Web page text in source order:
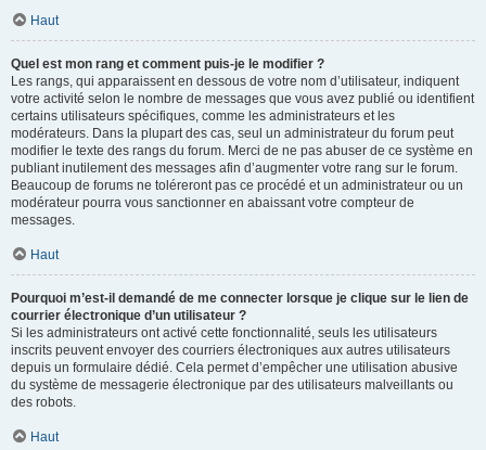
Haut
Quel est mon rang et comment puis-je le modifier ?
Les rangs, qui apparaissent en dessous de votre nom d’utilisateur, indiquent
votre activité selon le nombre de messages que vous avez publié ou identifient
certains utilisateurs spécifiques, comme les administrateurs et les
modérateurs. Dans la plupart des cas, seul un administrateur du forum peut
modifier le texte des rangs du forum. Merci de ne pas abuser de ce système en
publiant inutilement des messages afin d’augmenter votre rang sur le forum.
Beaucoup de forums ne toléreront pas ce procédé et un administrateur ou un
modérateur pourra vous sanctionner en abaissant votre compteur de
messages.
Haut
Pourquoi m’est-il demandé de me connecter lorsque je clique sur le lien de
courrier électronique d’un utilisateur ?
Si les administrateurs ont activé cette fonctionnalité, seuls les utilisateurs
inscrits peuvent envoyer des courriers électroniques aux autres utilisateurs
depuis un formulaire dédié. Cela permet d’empêcher une utilisation abusive
du système de messagerie électronique par des utilisateurs malveillants ou
des robots.
Haut